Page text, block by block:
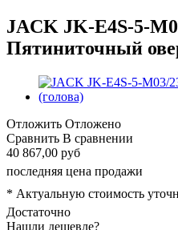
JACK JK-E4S-5-
Пятиниточный
Отложить Отложено
Сравнить В сравнении
40 867,00 руб
последняя цена продажи
* Актуальную стоимость
Достаточно
Нашли дешевле?